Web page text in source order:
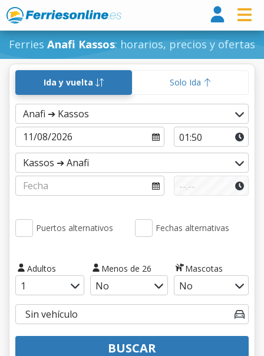
Ferries Anafi Kassos: horarios, precios y ofertas
Ida y vuelta Solo Ida
Puertos alternativos Fechas alternativas
Adultos Menos de 26 Mascotas
BUSCAR